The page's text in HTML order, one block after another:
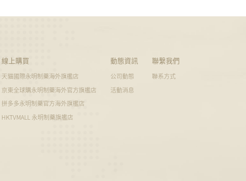
線上購買
天貓國際永明制藥海外旗艦店
京東全球購永明制藥海外官方旗艦店
拼多多永明制藥官方海外旗艦店
HKTVMALL 永明制藥旗艦店
動態資訊
公司動態
活動消息
聯繫我們
聯系方式